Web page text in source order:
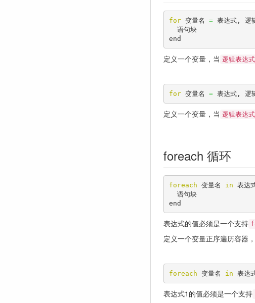
for 变量名 = 表达式, 逻
end
定义一个变量，当 逻辑表达式
for 变量名 = 表达式, 逻
定义一个变量，当 逻辑表达式
foreach 循环
foreach 变量名 in 表达
end
表达式的值必须是一个支持
定义一个变量正序遍历容器
foreach 变量名 in 表达
表达式1的值必须是一个支持